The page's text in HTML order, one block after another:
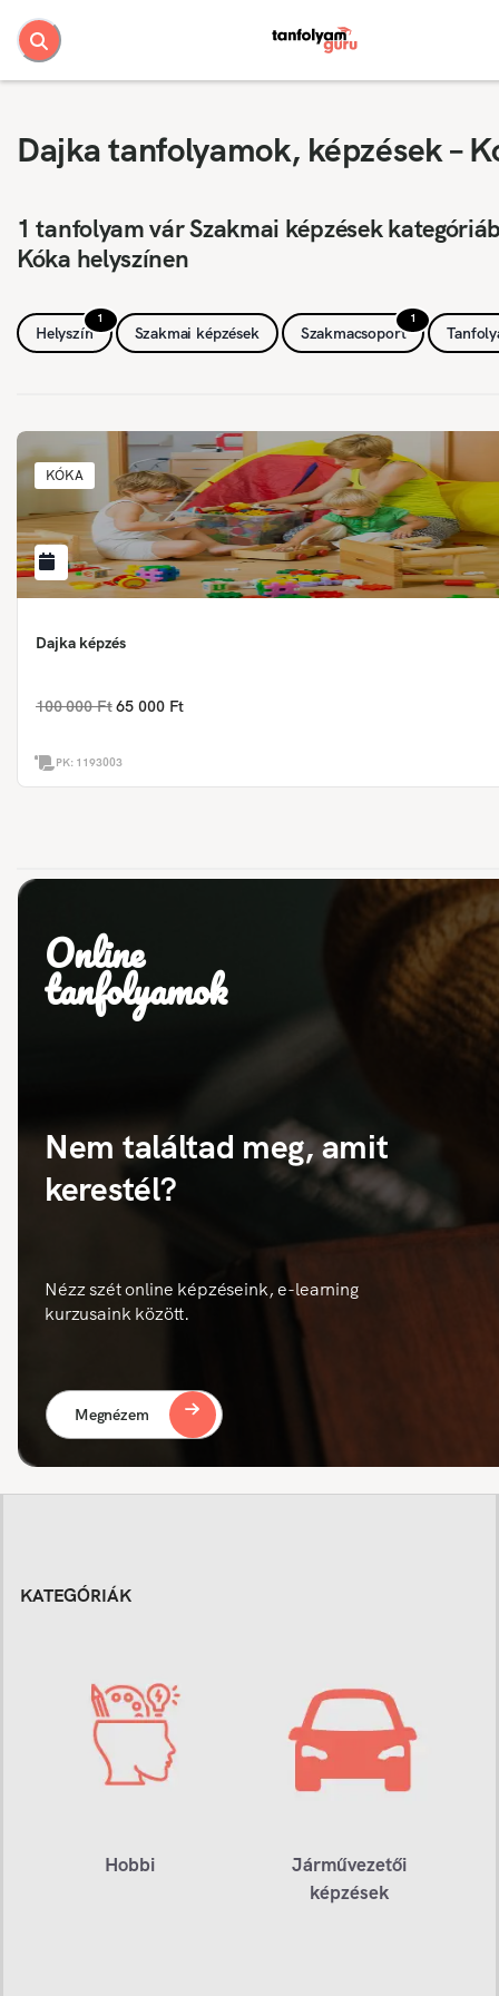
Dajka tanfolyamok, képzések –
1 tanfolyam vár Szakmai képzések
Kóka helyszínen
1
Helyszín Szakmai képzések
1
Szakmacsoport
KÓKA
Dajka képzés
100 000 Ft 65 000 Ft
PK: 1193003
Online
tanfolyamok
Nem találtad meg, amit
kerestél?
Nézz szét online képzéseink, e-learning
kurzusaink között.
Megnézem
KATEGÓRIÁK
Hobbi
Járművezetői
képzések